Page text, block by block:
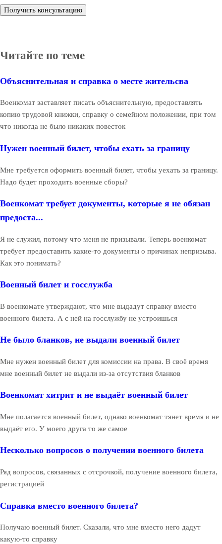
Получить консультацию
Читайте по теме
Объяснительная и справка о месте жительсва
Военкомат заставляет писать объяснительную, предоставлять
копию трудовой книжки, справку о семейном положении, при том
что никогда не было никаких повесток
Нужен военный билет, чтобы ехать за границу
Мне требуется оформить военный билет, чтобы уехать за границу.
Надо будет проходить военные сборы?
Военкомат требует документы, которые я не обязан
предоста...
Я не служил, потому что меня не призывали. Теперь военкомат
требует предоставить какие-то документы о причинах непризыва.
Как это понимать?
Военный билет и госслужба
В военкомате утверждают, что мне выдадут справку вместо
военного билета. А с ней на госслужбу не устроишься
Не было бланков, не выдали военный билет
Мне нужен военный билет для комиссии на права. В своё время
мне военный билет не выдали из-за отсутствия бланков
Военкомат хитрит и не выдаёт военный билет
Мне полагается военный билет, однако военкомат тянет время и не
выдаёт его. У моего друга то же самое
Несколько вопросов о получении военного билета
Ряд вопросов, связанных с отсрочкой, получение военного билета,
регистрацией
Справка вместо военного билета?
Получаю военный билет. Сказали, что мне вместо него дадут
какую-то справку